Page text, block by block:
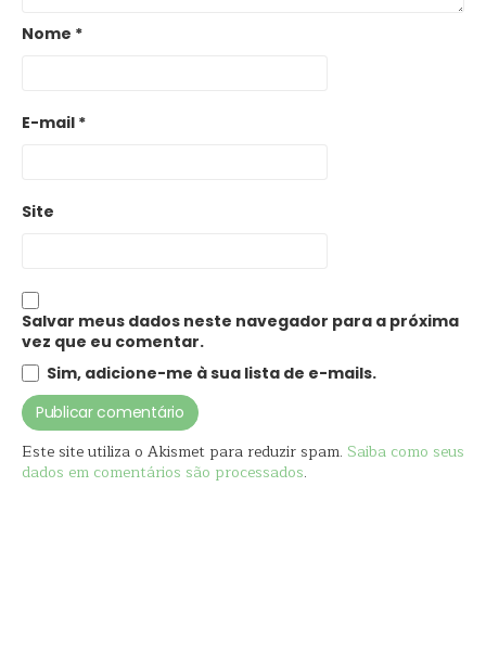
Nome *
E-mail *
Site
Salvar meus dados neste navegador para a próxima
vez que eu comentar.
Sim, adicione-me à sua lista de e-mails.
Este site utiliza o Akismet para reduzir spam. Saiba como seus
dados em comentários são processados.